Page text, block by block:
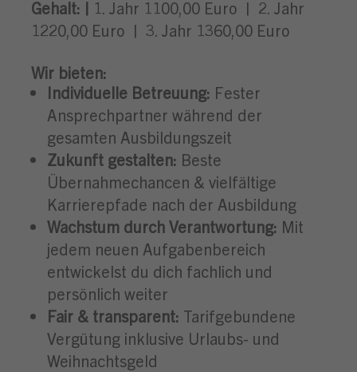
Gehalt: | 1. Jahr 1100,00 Euro | 2. Jahr
1220,00 Euro | 3. Jahr 1360,00 Euro
Wir bieten:
Individuelle Betreuung: Fester
Ansprechpartner während der
gesamten Ausbildungszeit
Zukunft gestalten: Beste
Übernahmechancen & vielfältige
Karrierepfade nach der Ausbildung
Wachstum durch Verantwortung: Mit
jedem neuen Aufgabenbereich
entwickelst du dich fachlich und
persönlich weiter
Fair & transparent: Tarifgebundene
Vergütung inklusive Urlaubs- und
Weihnachtsgeld